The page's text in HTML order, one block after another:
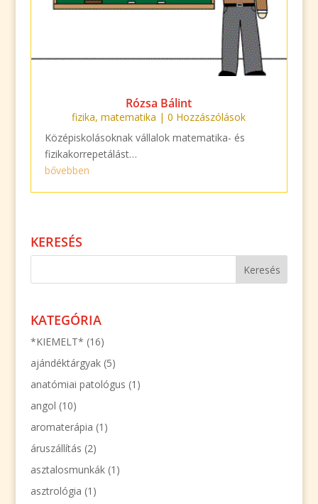
Rózsa Bálint
fizika,matematika | 0 Hozzászólások
Középiskolásoknak vállalok matematika- és
fizikakorrepetálást…
bővebben
KERESÉS
KATEGÓRIA
*KIEMELT* (16)
ajándéktárgyak(5)
anatómiai patológus (1)
angol (10)
aromaterápia (1)
áruszállítás (2)
asztalosmunkák(1)
asztrológia (1)